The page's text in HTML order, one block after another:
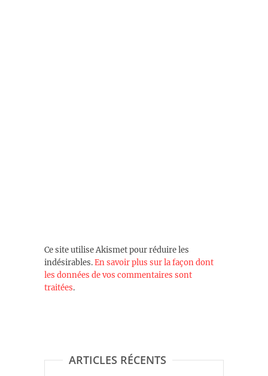
Ce site utilise Akismet pour réduire les
indésirables.En savoir plus sur la façon dont
les données de vos commentaires sont
traitées.
ARTICLES RÉCENTS